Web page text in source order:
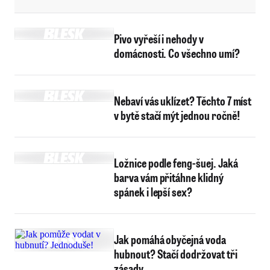
Pivo vyřeší i nehody v
domácnosti. Co všechno umí?
Nebaví vás uklízet? Těchto 7 míst
v bytě stačí mýt jednou ročně!
Ložnice podle feng-šuej. Jaká
barva vám přitáhne klidný
spánek i lepší sex?
Jak pomáhá obyčejná voda
hubnout? Stačí dodržovat tři